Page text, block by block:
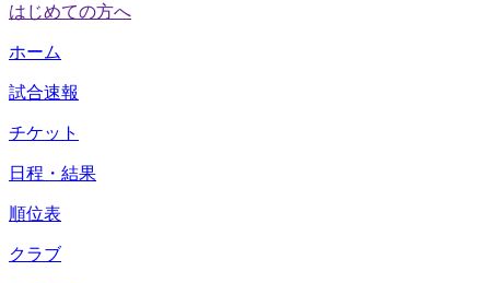
はじめての方へ
ホーム
試合速報
チケット
日程・結果
順位表
クラブ